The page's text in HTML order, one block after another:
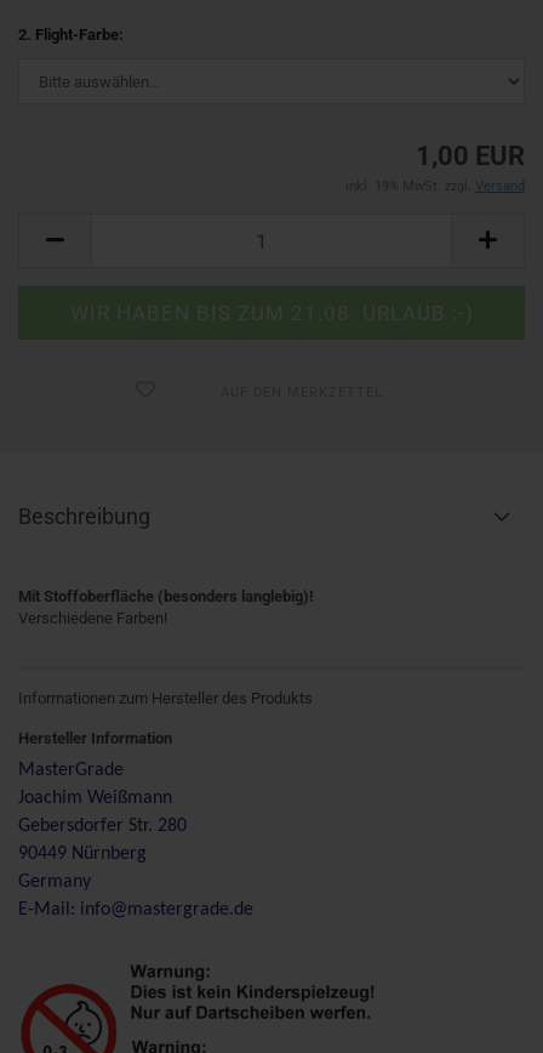
2. Flight-Farbe:
1,00 EUR
Versand
Beschreibung
Mit Stoffoberfläche (besonders langlebig)!
Verschiedene Farben!
Informationen zum Hersteller des Produkts
Hersteller Information
MasterGrade
Joachim Weißmann
Gebersdorfer Str. 280
90449 Nürnberg
Germany
E-Mail: info@mastergrade.de